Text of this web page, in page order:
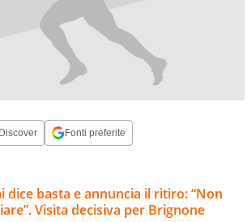
Fonti preferite
dice basta e annuncia il ritiro: “Non
Visita decisiva per Brignone